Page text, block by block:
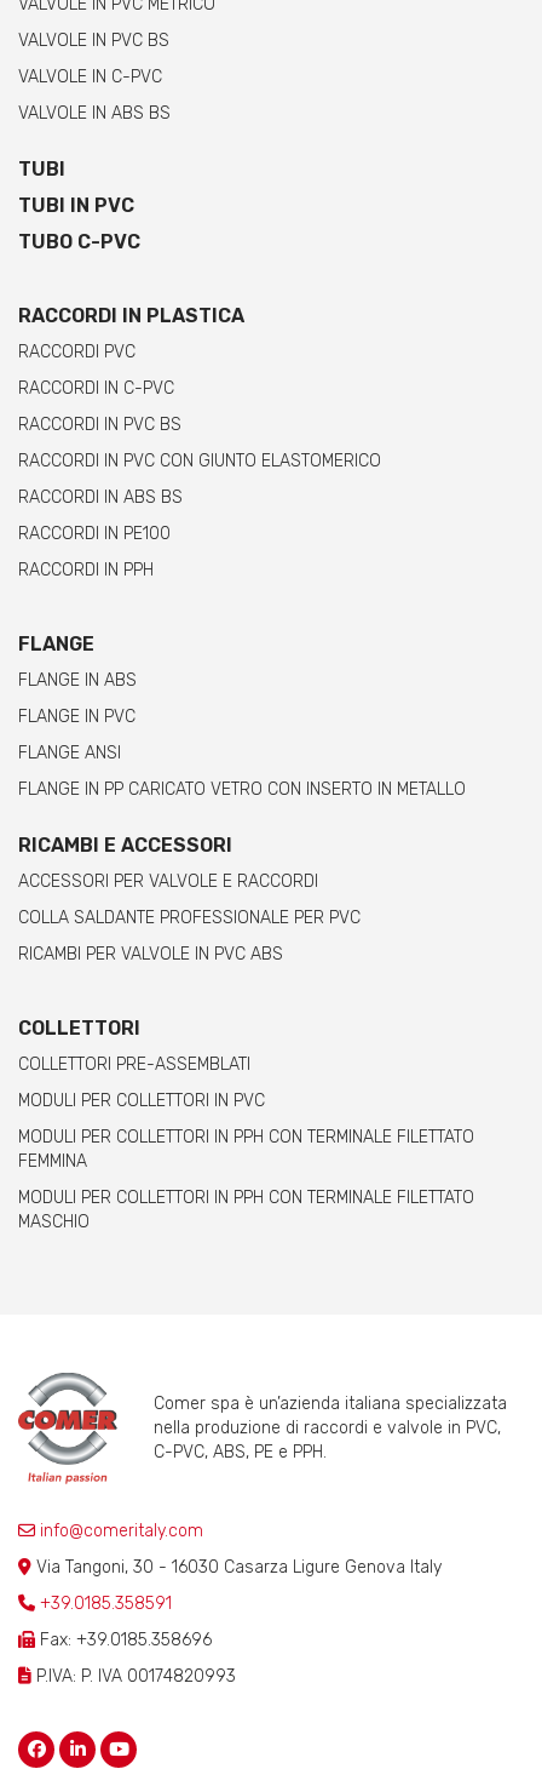
VALVOLE IN PVC METRICO
VALVOLE IN PVC BS
VALVOLE IN C-PVC
VALVOLE IN ABS BS
TUBI
TUBI IN PVC
TUBO C-PVC
RACCORDI IN PLASTICA
RACCORDI PVC
RACCORDI IN C-PVC
RACCORDI IN PVC BS
RACCORDI IN PVC CON GIUNTO ELASTOMERICO
RACCORDI IN ABS BS
RACCORDI IN PE100
RACCORDI IN PPH
FLANGE
FLANGE IN ABS
FLANGE IN PVC
FLANGE ANSI
FLANGE IN PP CARICATO VETRO CON INSERTO IN METALLO
RICAMBI E ACCESSORI
ACCESSORI PER VALVOLE E RACCORDI
COLLA SALDANTE PROFESSIONALE PER PVC
RICAMBI PER VALVOLE IN PVC ABS
COLLETTORI
COLLETTORI PRE-ASSEMBLATI
MODULI PER COLLETTORI IN PVC
MODULI PER COLLETTORI IN PPH CON TERMINALE FILETTATO
FEMMINA
MODULI PER COLLETTORI IN PPH CON TERMINALE FILETTATO
MASCHIO
Comer spa è un’azienda italiana specializzata
nella produzione di raccordi e valvole in PVC,
C-PVC, ABS, PE e PPH.
info@comeritaly.com
Via Tangoni, 30 - 16030 Casarza Ligure Genova Italy
+39.0185.358591
Fax: +39.0185.358696
P.IVA: P. IVA 00174820993